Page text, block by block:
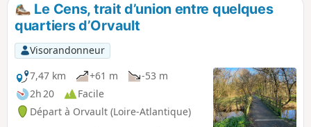
suivant la vallée du Cens.
Le Cens, trait d’union entre quelques
quartiers d’Orvault
Visorandonneur
7,47 km
+61 m
-53 m
2h 20
Facile
Départ à Orvault (Loire-Atlantique)